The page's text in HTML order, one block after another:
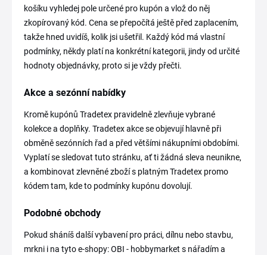
košíku vyhledej pole určené pro kupón a vlož do něj
zkopírovaný kód. Cena se přepočítá ještě před zaplacením,
takže hned uvidíš, kolik jsi ušetřil. Každý kód má vlastní
podmínky, někdy platí na konkrétní kategorii, jindy od určité
hodnoty objednávky, proto si je vždy přečti.
Akce a sezónní nabídky
Kromě kupónů Tradetex pravidelně zlevňuje vybrané
kolekce a doplňky. Tradetex akce se objevují hlavně při
obměně sezónních řad a před většími nákupními obdobími.
Vyplatí se sledovat tuto stránku, ať ti žádná sleva neunikne,
a kombinovat zlevněné zboží s platným Tradetex promo
kódem tam, kde to podmínky kupónu dovolují.
Podobné obchody
Pokud sháníš další vybavení pro práci, dílnu nebo stavbu,
mrkni i na tyto e-shopy: OBI - hobbymarket s nářadím a